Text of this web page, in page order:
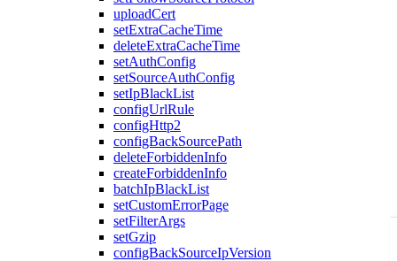
uploadCert
setExtraCacheTime
deleteExtraCacheTime
setAuthConfig
setSourceAuthConfig
setIpBlackList
configUrlRule
configHttp2
configBackSourcePath
deleteForbiddenInfo
createForbiddenInfo
batchIpBlackList
setCustomErrorPage
setFilterArgs
setGzip
configBackSourceIpVersion